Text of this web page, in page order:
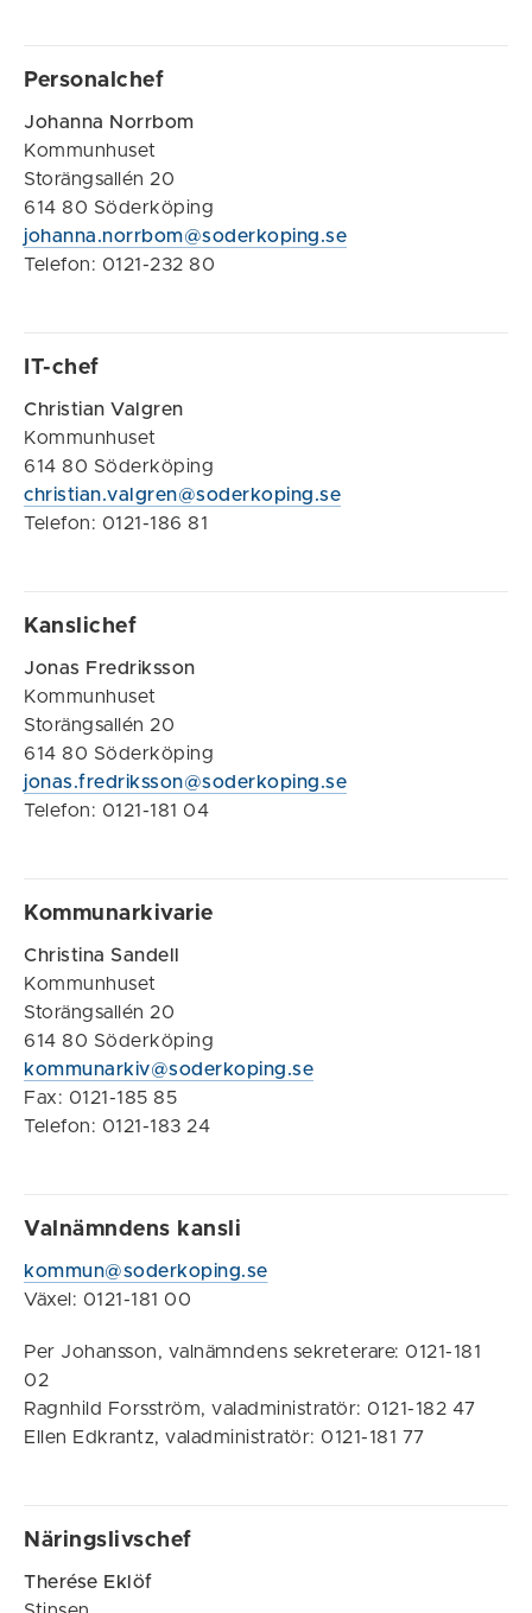
Personalchef
Johanna Norrbom
Kommunhuset
Storängsallén 20
614 80 Söderköping
johanna.norrbom@soderkoping.se
Telefon: 0121-232 80
IT-chef
Christian Valgren
Kommunhuset
614 80 Söderköping
christian.valgren@soderkoping.se
Telefon: 0121-186 81
Kanslichef
Jonas Fredriksson
Kommunhuset
Storängsallén 20
614 80 Söderköping
jonas.fredriksson@soderkoping.se
Telefon: 0121-181 04
Kommunarkivarie
Christina Sandell
Kommunhuset
Storängsallén 20
614 80 Söderköping
kommunarkiv@soderkoping.se
Fax: 0121-185 85
Telefon: 0121-183 24
Valnämndens kansli
kommun@soderkoping.se
Växel: 0121-181 00
Per Johansson, valnämndens sekreterare: 0121-181
02
Ragnhild Forsström, valadministratör: 0121-182 47
Ellen Edkrantz, valadministratör: 0121-181 77
Näringslivschef
Therése Eklöf